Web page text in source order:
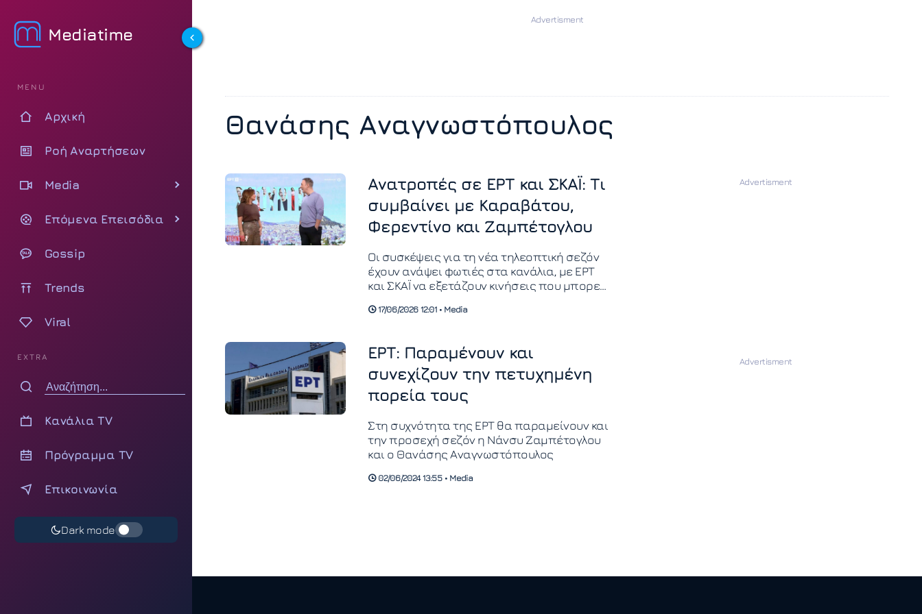
Mediatime
MENU
Αρχική
Ροή Αναρτήσεων
Media
Επόμενα Επεισόδια
Gossip
Trends
Viral
EXTRA
Κανάλια TV
Πρόγραμμα TV
Επικοινωνία
Dark mode
Θανάσης Αναγνωστόπουλος
Ανατροπές σε ΕΡΤ και ΣΚΑΪ: Τι
συμβαίνει με Καραβάτου,
Φερεντίνο και Ζαμπέτογλου
Οι συσκέψεις για τη νέα τηλεοπτική σεζόν
έχουν ανάψει φωτιές στα κανάλια, με ΕΡΤ
και ΣΚΑΪ να εξετάζουν κινήσεις που μπορεί
τοπίο.
17/06/2026 12:01 • Media
ΕΡΤ: Παραμένουν και
συνεχίζουν την πετυχημένη
πορεία τους
Στη συχνότητα της ΕΡΤ θα παραμείνουν και
την προσεχή σεζόν η Νάνσυ Ζαμπέτογλου
και ο Θανάσης Αναγνωστόπουλος
02/06/2024 13:55 • Media